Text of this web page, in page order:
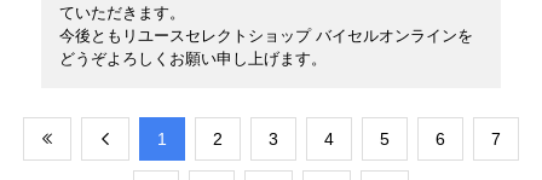
ていただきます。
今後ともリユースセレクトショップ バイセルオンラインを
どうぞよろしくお願い申し上げます。
​1 ​2 ​3 ​4 ​5 ​6 ​7